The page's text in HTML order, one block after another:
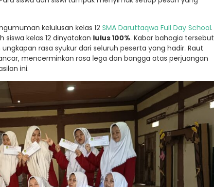
kelulusan kelas 12 SMA Daruttaqwa Full Day School.
kelas 12 dinyatakan lulus 100%. Kabar bahagia tersebut
rasa syukur dari seluruh peserta yang hadir. Raut
mencerminkan rasa lega dan bangga atas perjuangan
ini.